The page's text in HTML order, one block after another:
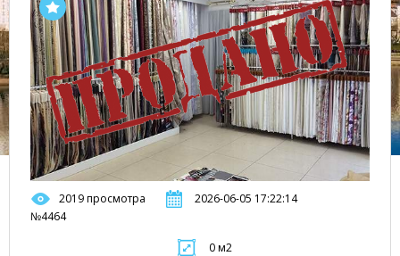
2019 просмотра
2026-06-05 17:22:14
№4464
0 м2